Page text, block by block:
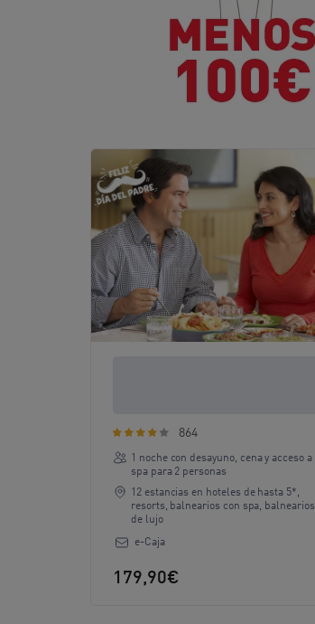
864
1 noche con desayuno, cena y acceso a
spa para 2 personas
12 estancias en hoteles de hasta 5*,
resorts, balnearios con spa, balnearios
de lujo
e-Caja
179,90€